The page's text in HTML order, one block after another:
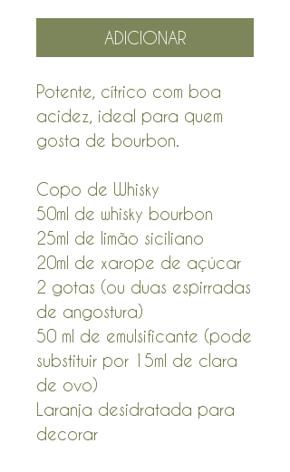
ADICIONAR
Potente, cítrico com boa
acidez, ideal para quem
gosta de bourbon.
Copo de Whisky
50ml de whisky bourbon
25ml de limão siciliano
20ml de xarope de açúcar
2 gotas (ou duas espirradas
de angostura)
50 ml de emulsificante (pode
substituir por 15ml de clara
de ovo)
Laranja desidratada para
decorar